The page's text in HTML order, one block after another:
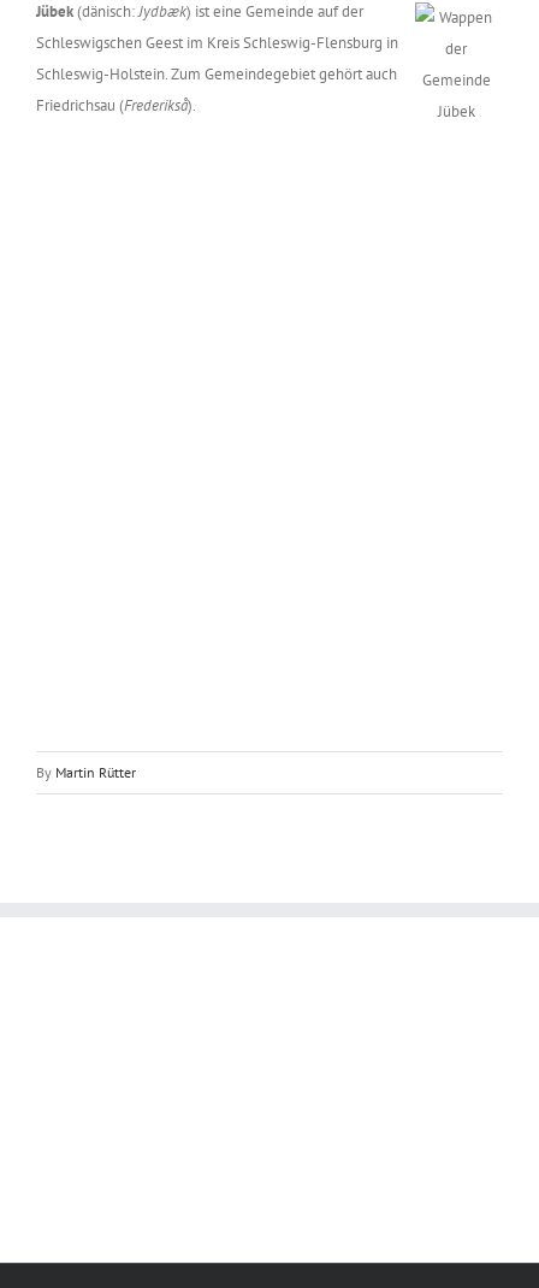
Jübek(dänisch:Jydbæk) ist eine Gemeinde auf der
Schleswigschen Geest im Kreis Schleswig-Flensburg in
Schleswig-Holstein. Zum Gemeindegebiet gehört auch
Friedrichsau (Frederikså).
By Martin Rütter